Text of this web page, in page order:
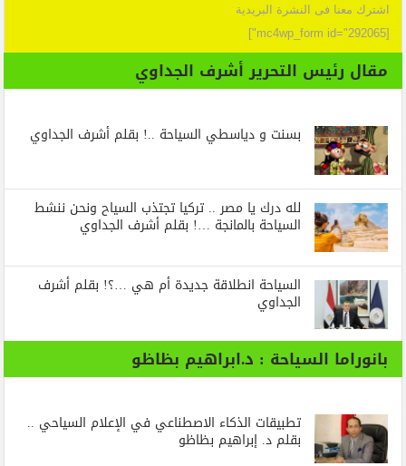
اشترك معنا فى النشرة البريدية
[mc4wp_form id="292065"]
مقال رئيس التحرير أشرف الجداوي
بسنت و دياسطي السياحة ..! بقلم أشرف الجداوي
لله درك يا مصر .. تركيا تجتذب السياح ونحن ننشط
السياحة بالمانجة …! بقلم أشرف الجداوي
السياحة انطلاقة جديدة أم هي …؟! بقلم أشرف
الجداوي
بانوراما السياحة : د.ابراهيم بظاظو
تطبيقات الذكاء الاصطناعي في الإعلام السياحي ..
بقلم د. إبراهيم بظاظو